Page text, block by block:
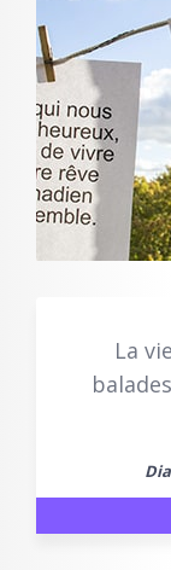
La